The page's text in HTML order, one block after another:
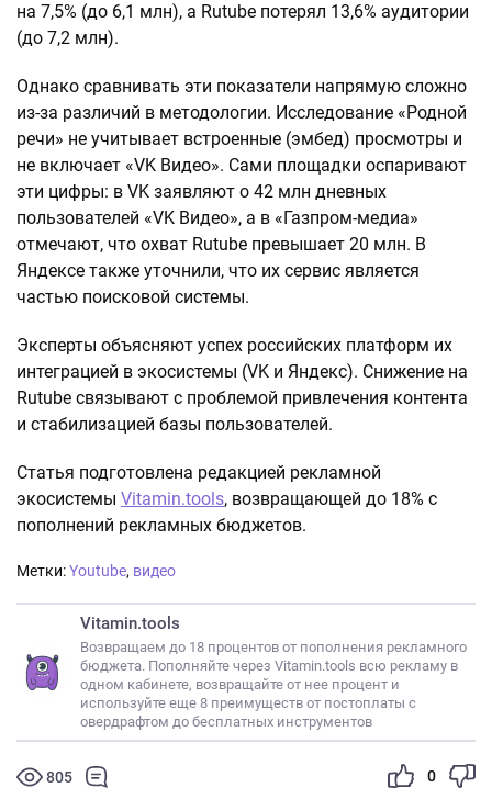
на 7,5% (до 6,1 млн), а Rutube потерял 13,6% аудитории
(до 7,2 млн).
Однако сравнивать эти показатели напрямую сложно
из-за различий в методологии. Исследование «Родной
речи» не учитывает встроенные (эмбед) просмотры и
не включает «VK Видео». Сами площадки оспаривают
эти цифры: в VK заявляют о 42 млн дневных
пользователей «VK Видео», а в «Газпром-медиа»
отмечают, что охват Rutube превышает 20 млн. В
Яндексе также уточнили, что их сервис является
частью поисковой системы.
Эксперты объясняют успех российских платформ их
интеграцией в экосистемы (VK и Яндекс). Снижение на
Rutube связывают с проблемой привлечения контента
и стабилизацией базы пользователей.
Статья подготовлена редакцией рекламной
экосистемы Vitamin.tools, возвращающей до 18% с
пополнений рекламных бюджетов.
Метки:Youtube, видео
Vitamin.tools
Возвращаем до 18 процентов от пополнения рекламного
бюджета. Пополняйте через Vitamin.tools всю рекламу в
одном кабинете, возвращайте от нее процент и
используйте еще 8 преимуществ от постоплаты с
овердрафтом до бесплатных инструментов
805 0